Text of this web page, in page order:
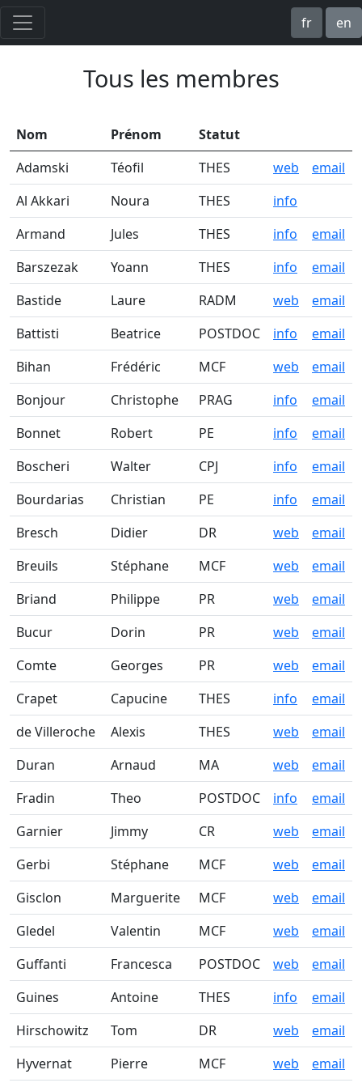
fr en
Tous les membres
Nom Prénom Statut
Adamski
Téofil THES web email
Al Akkari
Noura THES
info
Armand
Jules THES info email
Barszezak
Yoann THES info email
Bastide
Laure RADM web email
Battisti
Beatrice POSTDOC info email
Bihan
Frédéric MCF web email
Bonjour
Christophe PRAG info email
Bonnet
Robert PE info email
Boscheri
Walter CPJ info email
Bourdarias
Christian PE info
email
Bresch
Didier DR web email
Breuils
Stéphane MCF web email
Briand
Philippe PR web email
Bucur
Dorin PR web email
Comte
Georges PR web email
Crapet
Capucine THES info email
de Villeroche
Alexis THES web email
Duran
Arnaud MA web email
Fradin
Theo POSTDOC info email
Garnier
Jimmy CR web email
Gerbi
Stéphane MCF web email
Gisclon
Marguerite MCF web email
Gledel
Valentin MCF web email
Guffanti
Francesca POSTDOC web email
Guines
Antoine THES info email
Hirschowitz
Tom DR web email
Hyvernat
Pierre MCF web email